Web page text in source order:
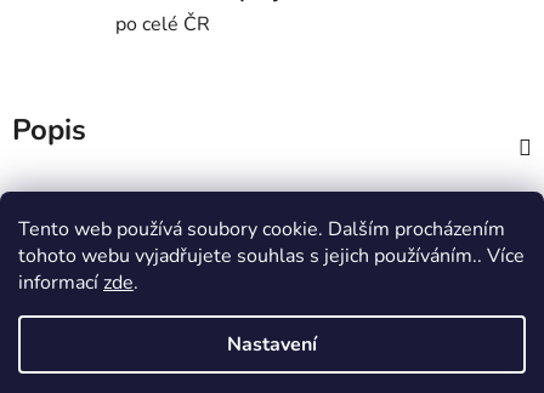
Tento web používá soubory cookie. Dalším procházením
tohoto webu vyjadřujete souhlas s jejich používáním.. Více
informacízde.
Nastavení
po celé ČR
Popis
MTWorkout Fitness prcek
Centrum environmentální výchovy Stolístek